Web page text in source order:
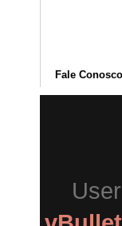
Fale Conosco